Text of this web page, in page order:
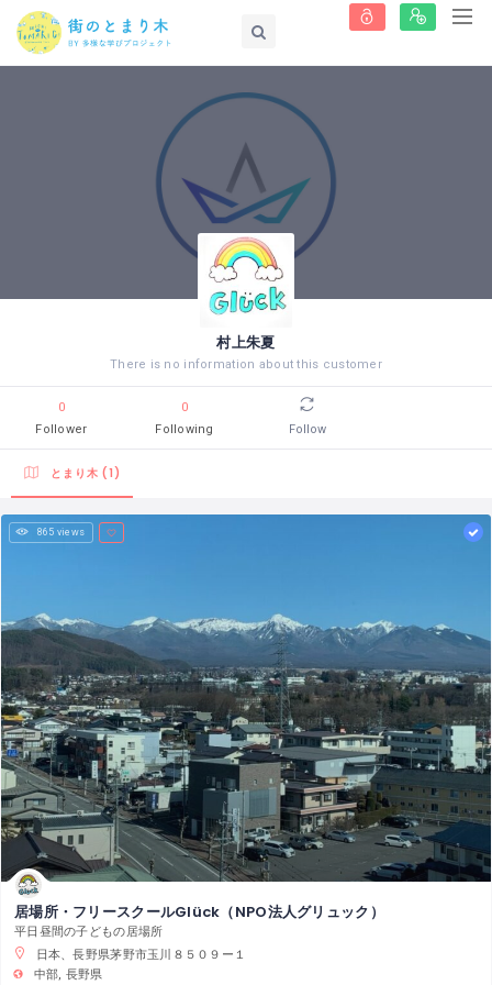
村上朱夏
There is no information about this customer
0
Follower
0
Following
Follow
とまり木 (1)
865 views
居場所・フリースクールGlück（NPO法人グリュック）
平日昼間の子どもの居場所
日本、長野県茅野市玉川８５０９ー１
中部 長野県